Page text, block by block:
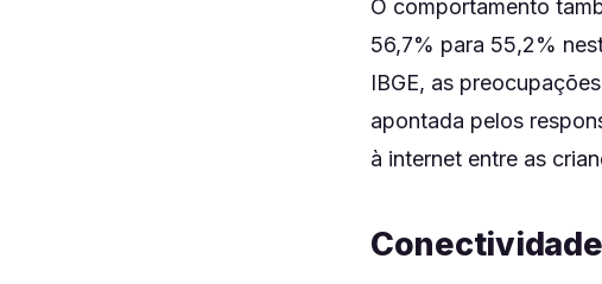
O comportamento
56,7% para 55,2%
IBGE, as
apontada pelos
à internet entre as